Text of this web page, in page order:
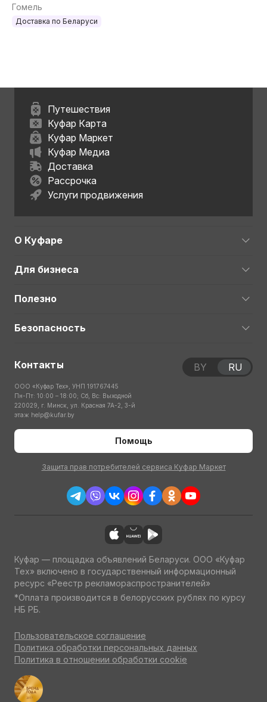
Гомель
Доставка по Беларуси
Путешествия
Куфар Карта
Куфар Маркет
Куфар Медиа
Доставка
Рассрочка
Услуги продвижения
О Куфаре
Для бизнеса
Полезно
Безопасность
Контакты
ООО «Куфар Тех», УНП 191767445
Пн-Пт: 10:00 – 18:00; Сб, Вс: Выходной
220029, г. Минск, ул. Красная 7А-2, 3-й
этаж help@kufar.by
Помощь
Защита прав потребителей сервиса Куфар Маркет
BY RU
Куфар — площадка объявлений Беларуси. ООО «Куфар
Тех» включено в государственный информационный
ресурс «Реестр рекламораспространителей»
*Оплата производится в белорусских рублях по курсу
НБ РБ.
Пользовательское соглашение
Политика обработки персональных данных
Политика в отношении обработки cookie